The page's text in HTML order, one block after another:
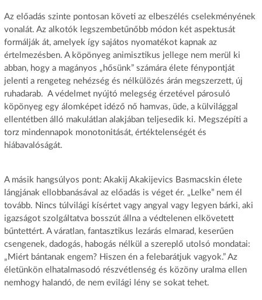
Az előadás szinte pontosan követi az elbeszélés cselekményének
vonalát. Az alkotók legszembetűnőbb módon két aspektusát
formálják át, amelyek így sajátos nyomatékot kapnak az
értelmezésben. A köpönyeg animisztikus jellege nem merül ki
abban, hogy a magányos „hősünk” számára élete fénypontját
jelenti a rengeteg nehézség és nélkülözés árán megszerzett, új
ruhadarab. A védelmet nyújtó melegség érzetével párosuló
köpönyeg egy álomképet idéző nő hamvas, üde, a külvilággal
ellentétben álló makulátlan alakjában teljesedik ki. Megszépíti a
torz mindennapok monotonitását, értéktelenségét és
hiábavalóságát.
A másik hangsúlyos pont: Akakij Akakijevics Basmacskin élete
lángjának ellobbanásával az előadás is véget ér. „Lelke” nem él
tovább. Nincs túlvilági kísértet vagy angyal vagy legyen bárki, aki
igazságot szolgáltatva bosszút állna a védtelenen elkövetett
bűntettért. A váratlan, fantasztikus lezárás elmarad, keserűen
csengenek, dadogás, habogás nélkül a szereplő utolsó mondatai:
„Miért bántanak engem? Hiszen én a felebarátjuk vagyok.” Az
életünkön elhatalmasodó részvétlenség és közöny uralma ellen
nemhogy halandó, de nem evilági lény se sokat tehet.